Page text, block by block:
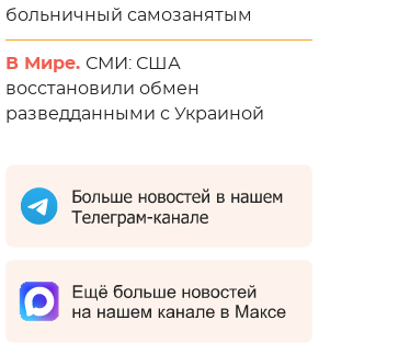
больничный самозанятым
В Мире. СМИ: США
восстановили обмен
разведданными с Украиной